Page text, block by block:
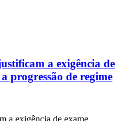
a exigência de
progressão de regime